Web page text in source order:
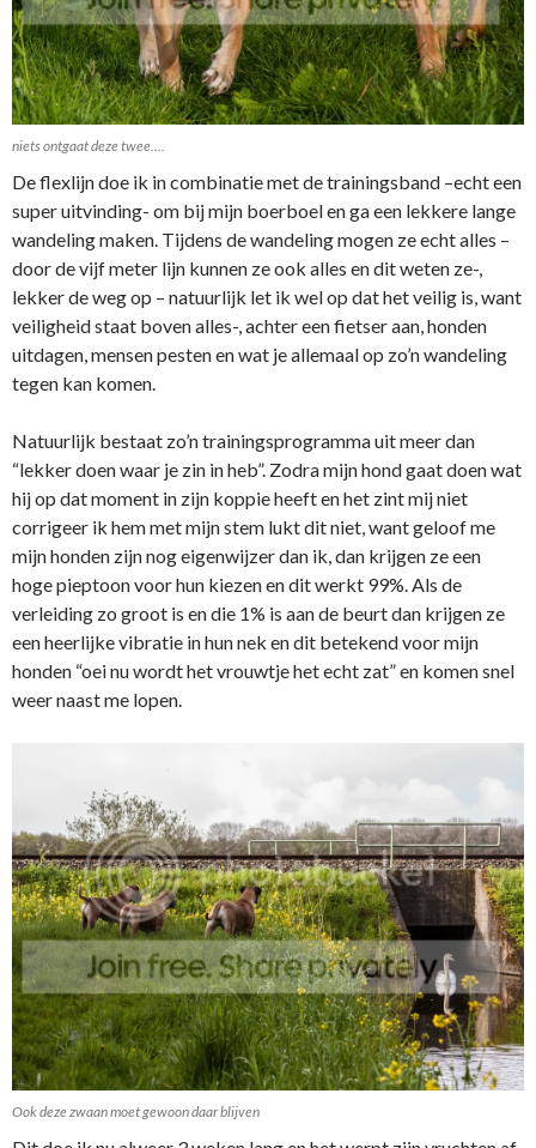
niets ontgaat deze twee….
De flexlijn doe ik in combinatie met de trainingsband –echt een
super uitvinding- om bij mijn boerboel en ga een lekkere lange
wandeling maken. Tijdens de wandeling mogen ze echt alles –
door de vijf meter lijn kunnen ze ook alles en dit weten ze-,
lekker de weg op – natuurlijk let ik wel op dat het veilig is, want
veiligheid staat boven alles-, achter een fietser aan, honden
uitdagen, mensen pesten en wat je allemaal op zo’n wandeling
tegen kan komen.
Natuurlijk bestaat zo’n trainingsprogramma uit meer dan
“lekker doen waar je zin in heb”. Zodra mijn hond gaat doen wat
hij op dat moment in zijn koppie heeft en het zint mij niet
corrigeer ik hem met mijn stem lukt dit niet, want geloof me
mijn honden zijn nog eigenwijzer dan ik, dan krijgen ze een
hoge pieptoon voor hun kiezen en dit werkt 99%. Als de
verleiding zo groot is en die 1% is aan de beurt dan krijgen ze
een heerlijke vibratie in hun nek en dit betekend voor mijn
honden “oei nu wordt het vrouwtje het echt zat” en komen snel
weer naast me lopen.
Ook deze zwaan moet gewoon daar blijven